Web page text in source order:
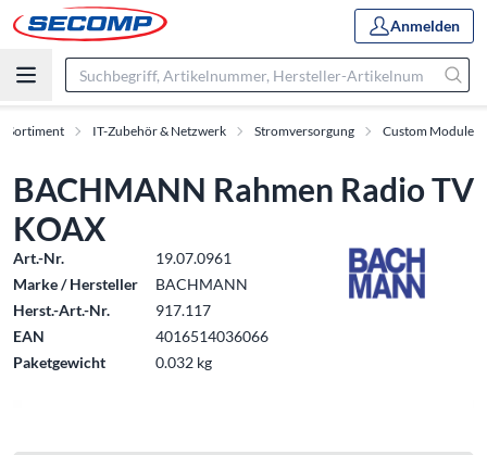
Anmelden
Sortiment IT-Zubehör & Netzwerk Stromversorgung Custom Module
BACHMANN Rahmen Radio TV
KOAX
Art.-Nr.
19.07.0961
Marke / Hersteller
BACHMANN
Herst.-Art.-Nr.
917.117
EAN
4016514036066
Paketgewicht
0.032 kg